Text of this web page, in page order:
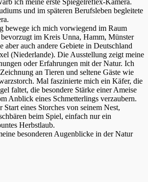
ich meine erste Spiegelreflex-Kamera.
und im späteren Berufsleben begleitete
bewege ich mich vorwiegend im Raum
im Kreis Unna, Hamm, Münster
aber auch andere Gebiete in Deutschland
(Niederlande). Die Ausstellung zeigt meine
oder Erfahrungen mit der Natur. Ich
an Tieren und seltene Gäste wie
Mal faszinierte mich ein Käfer, die
faltet, die besondere Stärke einer Ameise
Anblick eines Schmetterlings verzaubern.
Start eines Storches von seinem Nest,
beim Spiel, einfach nur ein
Herbstlaub.
besonderen Augenblicke in der Natur